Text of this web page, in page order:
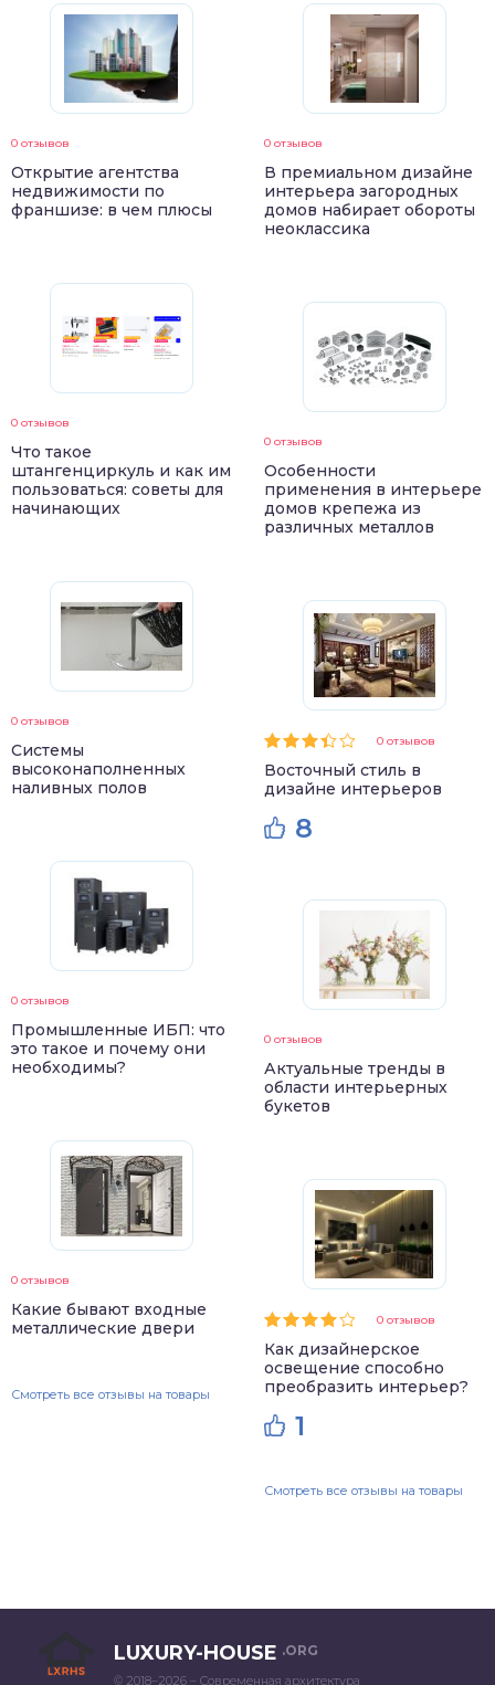
0 отзывов
Открытие агентства
недвижимости по
франшизе: в чем плюсы
0 отзывов
Что такое
штангенциркуль и как им
пользоваться: советы для
начинающих
0 отзывов
Системы
высоконаполненных
наливных полов
0 отзывов
Промышленные ИБП: что
это такое и почему они
необходимы?
0 отзывов
Какие бывают входные
металлические двери
Смотреть все отзывы на товары
0 отзывов
В премиальном дизайне
интерьера загородных
домов набирает обороты
неоклассика
0 отзывов
Особенности
применения в интерьере
домов крепежа из
различных металлов
0 отзывов
Восточный стиль в
дизайне интерьеров
8
0 отзывов
Актуальные тренды в
области интерьерных
букетов
0 отзывов
Как дизайнерское
освещение способно
преобразить интерьер?
1
Смотреть все отзывы на товары
LUXURY-HOUSE .ORG
© 2018–2026 – Современная архитектура